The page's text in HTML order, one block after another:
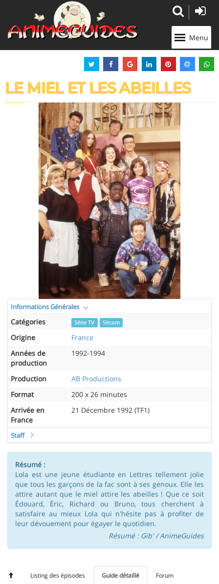
Menu
LE MIEL ET LES ABEILLES
Informations Générales
Catégories Série TV Sitcom
Origine
France
Années de
production
1992-1994
Production
AB Productions
Format
200 x 26 minutes
Arrivée en
France
21 Décembre 1992 (TF1)
Staff
Résumé :
Lola est une jeune étudiante en Lettres tellement jolie
que tous les garçons de la fac sont à ses genoux. Elle les
attire autant que le miel attire les abeilles ! Que ce soit
Édouard, Éric, Richard ou Bruno, tous cherchent à
satisfaire au mieux Lola qui n'hésite pas à profiter de
leur dévouement pour égayer le quotidien.
Résumé : Gib' / AnimeGuides
Listing des épisodes Guide détaillé Forum
Panneau de gestion des cookies